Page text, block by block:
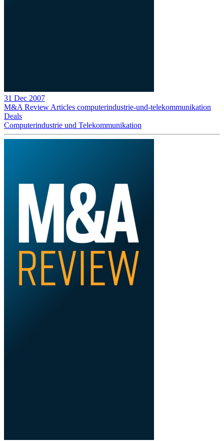
31 Dec 2007
M&A Review Articles computerindustrie-und-telekommunikation
Deals
Computerindustrie und Telekommunikation